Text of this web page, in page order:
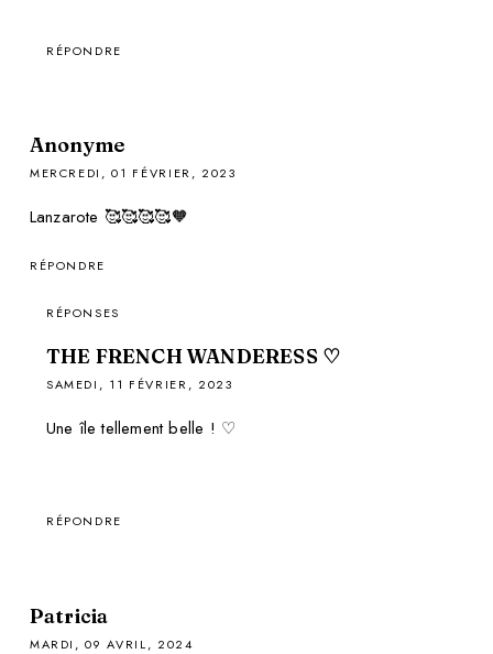
RÉPONDRE
Anonyme
MERCREDI, 01 FÉVRIER, 2023
Lanzarote 🥰🥰🥰🥰🧡
RÉPONDRE
RÉPONSES
THE FRENCH WANDERESS ♡
SAMEDI, 11 FÉVRIER, 2023
Une île tellement belle ! ♡
RÉPONDRE
Patricia
MARDI, 09 AVRIL, 2024